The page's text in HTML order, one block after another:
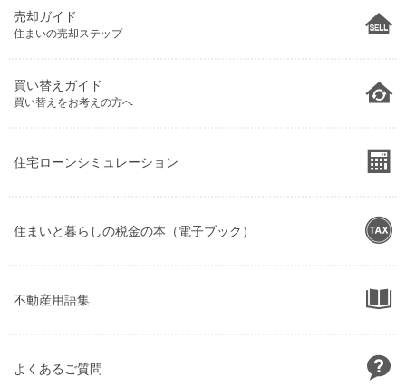
売却ガイド
住まいの売却ステップ
買い替えガイド
買い替えをお考えの方へ
住宅ローンシミュレーション
住まいと暮らしの税金の本（電子ブック）
不動産用語集
よくあるご質問